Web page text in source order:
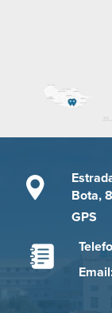
Bota,
GPS